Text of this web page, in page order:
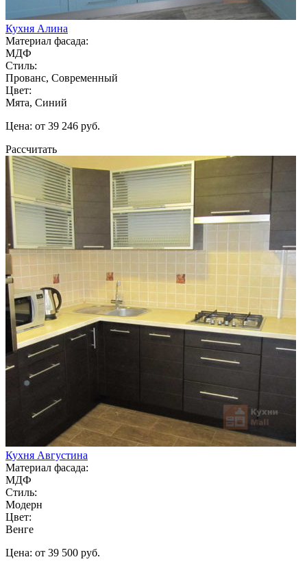
Кухня Алина
Материал фасада:
МДФ
Стиль:
Прованс, Современный
Цвет:
Мята, Синий
Цена: от 39 246 руб.
Рассчитать
Кухня Августина
Материал фасада:
МДФ
Стиль:
Модерн
Цвет:
Венге
Цена: от 39 500 руб.